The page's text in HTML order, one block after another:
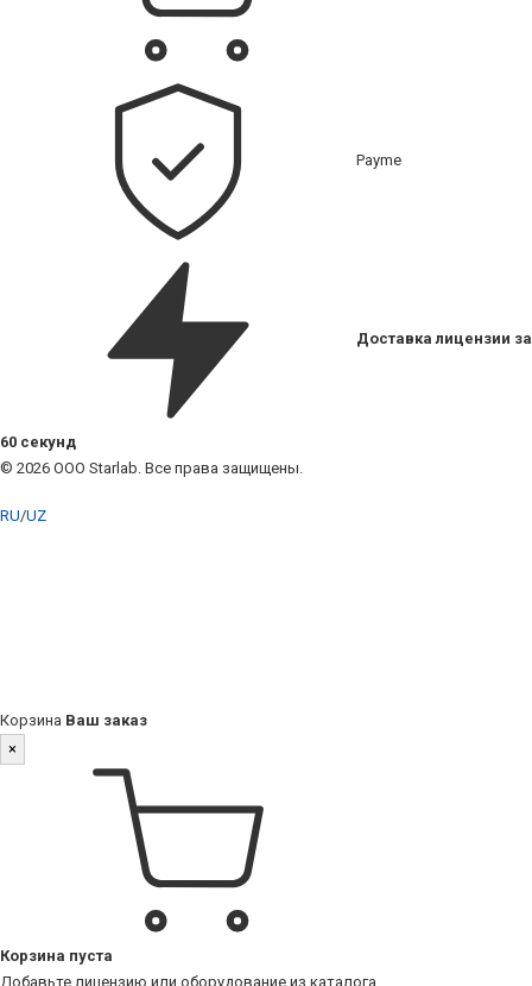
Payme
Доставка лицензии за
60 секунд
© 2026 ООО Starlab. Все права защищены.
RU/UZ
Корзина Ваш заказ
×
Корзина пуста
Добавьте лицензию или оборудование из каталога.